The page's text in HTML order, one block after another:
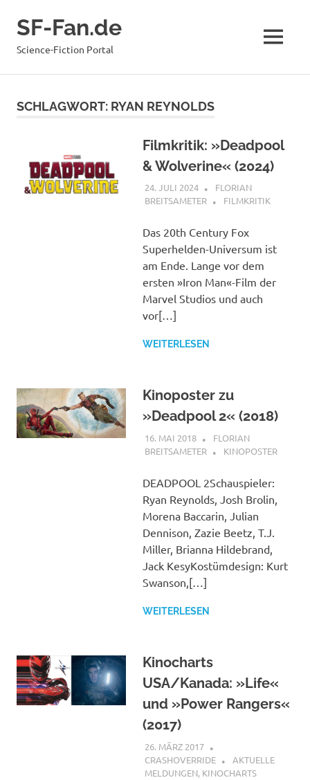
InhaltSF-Fan.de
Science-Fiction Portal MENÜ
SCHLAGWORT: RYAN REYNOLDS
Filmkritik: »Deadpool
& Wolverine« (2024)
24. JULI 2024
FLORIAN
BREITSAMETER
FILMKRITIK
Das 20th Century Fox
Superhelden-Universum ist
am Ende. Lange vor dem
ersten »Iron Man«-Film der
Marvel Studios und auch
vor[…]
WEITERLESEN
Kinoposter zu
»Deadpool 2« (2018)
16. MAI 2018
FLORIAN
BREITSAMETER
KINOPOSTER
DEADPOOL 2Schauspieler:
Ryan Reynolds, Josh Brolin,
Morena Baccarin, Julian
Dennison, Zazie Beetz, T.J.
Miller, Brianna Hildebrand,
Jack KesyKostümdesign: Kurt
Swanson,[…]
WEITERLESEN
Kinocharts
USA/Kanada: »Life«
und »Power Rangers«
(2017)
26. MÄRZ 2017
CRASHOVERRIDE
AKTUELLE
MELDUNGEN, KINOCHARTS